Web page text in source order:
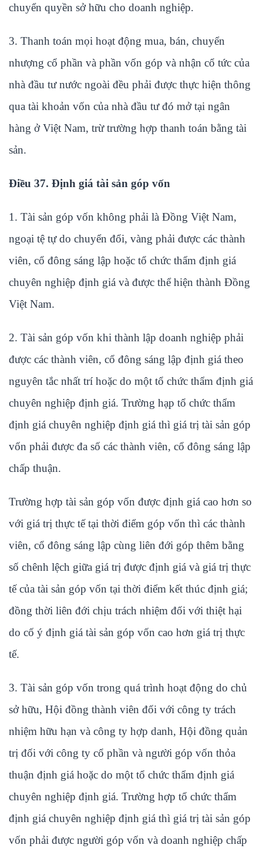
chuyển quyền sở hữu cho doanh nghiệp.
3. Thanh toán mọi hoạt động mua, bán, chuyển
nhượng cổ phần và phần vốn góp và nhận cổ tức của
nhà đầu tư nước ngoài đều phải được thực hiện thông
qua tài khoản vốn của nhà đầu tư đó mở tại ngân
hàng ở Việt Nam, trừ trường hợp thanh toán bằng tài
sản.
Điều 37. Định giá tài sản góp vốn
1. Tài sản góp vốn không phải là Đồng Việt Nam,
ngoại tệ tự do chuyển đổi, vàng phải được các thành
viên, cổ đông sáng lập hoặc tổ chức thẩm định giá
chuyên nghiệp định giá và được thể hiện thành Đồng
Việt Nam.
2. Tài sản góp vốn khi thành lập doanh nghiệp phải
được các thành viên, cổ đông sáng lập định giá theo
nguyên tắc nhất trí hoặc do một tổ chức thẩm định giá
chuyên nghiệp định giá. Trường hạp tổ chức thẩm
định giá chuyên nghiệp định giá thì giá trị tài sản góp
vốn phải được đa số các thành viên, cổ đông sáng lập
chấp thuận.
Trường hợp tài sản góp vốn được định giá cao hơn so
với giá trị thực tế tại thời điểm góp vốn thì các thành
viên, cổ đông sáng lập cùng liên đới góp thêm bằng
số chênh lệch giữa giá trị được định giá và giá trị thực
tế của tài sản góp vốn tại thời điểm kết thúc định giá;
đồng thời liên đới chịu trách nhiệm đối với thiệt hại
do cố ý định giá tài sản góp vốn cao hơn giá trị thực
tế.
3. Tài sản góp vốn trong quá trình hoạt động do chủ
sở hữu, Hội đồng thành viên đối với công ty trách
nhiệm hữu hạn và công ty hợp danh, Hội đồng quản
trị đối với công ty cổ phần và người góp vốn thỏa
thuận định giá hoặc do một tổ chức thẩm định giá
chuyên nghiệp định giá. Trường hợp tổ chức thẩm
định giá chuyên nghiệp định giá thì giá trị tài sản góp
vốn phải được người góp vốn và doanh nghiệp chấp